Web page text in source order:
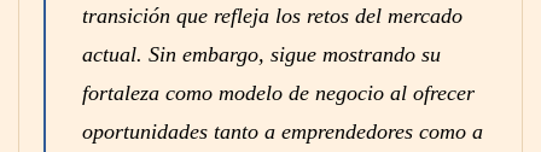
transición que refleja los retos del mercado
actual. Sin embargo, sigue mostrando su
fortaleza como modelo de negocio al ofrecer
oportunidades tanto a emprendedores como a